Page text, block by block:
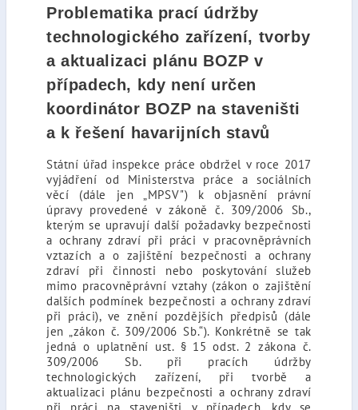
Problematika prací údržby
technologického zařízení, tvorby
a aktualizaci plánu BOZP v
případech, kdy není určen
koordinátor BOZP na staveništi
a k řešení havarijních stavů
Státní úřad inspekce práce obdržel v roce 2017
vyjádření od Ministerstva práce a sociálních
věcí (dále jen „MPSV") k objasnění právní
úpravy provedené v zákoně č. 309/2006 Sb.,
kterým se upravují další požadavky bezpečnosti
a ochrany zdraví při práci v pracovněprávních
vztazích a o zajištění bezpečnosti a ochrany
zdraví při činnosti nebo poskytování služeb
mimo pracovněprávní vztahy (zákon o zajištění
dalších podmínek bezpečnosti a ochrany zdraví
při práci), ve znění pozdějších předpisů (dále
jen „zákon č. 309/2006 Sb.“). Konkrétně se tak
jedná o uplatnění ust. § 15 odst. 2 zákona č.
309/2006 Sb. při pracích údržby
technologických zařízení, při tvorbě a
aktualizaci plánu bezpečnosti a ochrany zdraví